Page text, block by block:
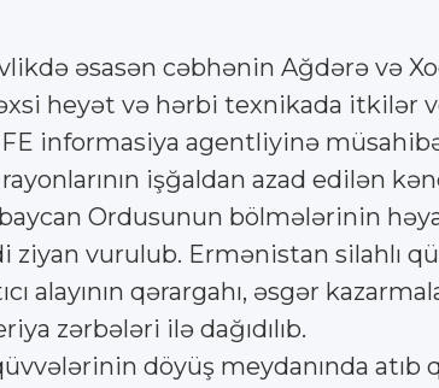
əsasən cəbhənin Ağdərə və
heyət və hərbi texnikada itkilər
informasiya agentliyinə
işğaldan azad edilən
Ordusunun bölmələrinin
vurulub. Ermənistan silahlı
alayının qərargahı, əsgər
zərbələri ilə dağıdılıb.
döyüş meydanında